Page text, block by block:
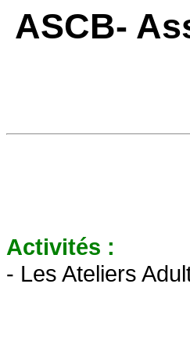
ASCB-
Activités :
- Les Ateliers